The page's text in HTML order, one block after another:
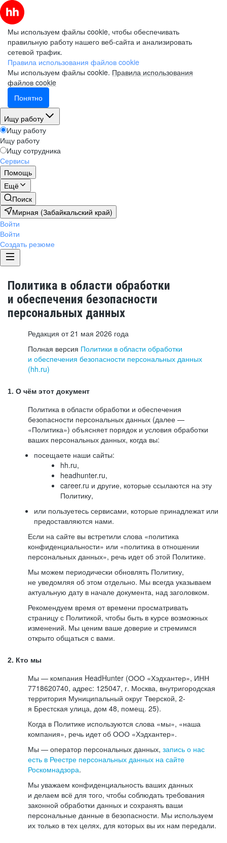
Мы используем файлы cookie, чтобы обеспечивать
правильную работу нашего веб-сайта и анализировать
сетевой трафик.
Правила использования файлов cookie
Мы используем файлы cookie. Правила использования
файлов cookie
Понятно
Ищу работу
Ищу работу
Ищу работу
Ищу сотрудника
Сервисы
Помощь
Ещё
Поиск
Мирная (Забайкальский край)
Войти
Войти
Создать резюме
Политика в области обработки
и обеспечения безопасности
персональных данных
Редакция от 21 мая 2026 года
Полная версия Политики в области обработки
и обеспечения безопасности персональных данных
(hh.ru)
1. О чём этот документ
Политика в области обработки и обеспечения
безопасности персональных данных (далее —
«Политика») объясняет порядок и условия обработки
ваших персональных данных, когда вы:
посещаете наши сайты:
hh.ru,
headhunter.ru,
career.ru и другие, которые ссылаются на эту
Политику,
или пользуетесь сервисами, которые принадлежат или
предоставляются нами.
Если на сайте вы встретили слова «политика
конфиденциальности» или «политика в отношении
персональных данных», речь идет об этой Политике.
Мы можем периодически обновлять Политику,
не уведомляя об этом отдельно. Мы всегда указываем
актуальную дату в начале документа, над заголовком.
Рекомендуем время от времени просматривать
страницу с Политикой, чтобы быть в курсе возможных
изменений. Мы ценим ваше доверие и стремимся
открыто общаться с вами.
2. Кто мы
Мы — компания HeadHunter (ООО «Хэдхантер», ИНН
7718620740, адрес: 125047, г. Москва, внутригородская
территория Муниципальный округ Тверской, 2-
я Брестская улица, дом 48, помещ. 25).
Когда в Политике используются слова «мы», «наша
компания», речь идет об ООО «Хэдхантер».
Мы — оператор персональных данных, запись о нас
есть в Реестре персональных данных на сайте
Роскомнадзора.
Мы уважаем конфиденциальность ваших данных
и делаем всё для того, чтобы соблюдать требования
законной обработки данных и сохранять ваши
персональные данные в безопасности. Мы используем
их только в тех целях, для которых вы их нам передали.